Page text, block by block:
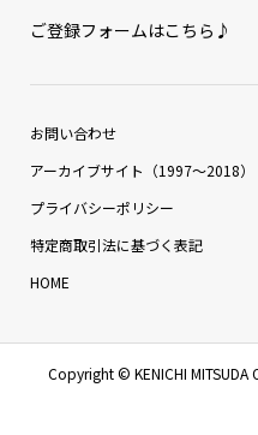
ご登録フォームはこちら♪
お問い合わせ
アーカイブサイト（1997〜2018）
プライバシーポリシー
特定商取引法に基づく表記
HOME
Copyright © KENICHI